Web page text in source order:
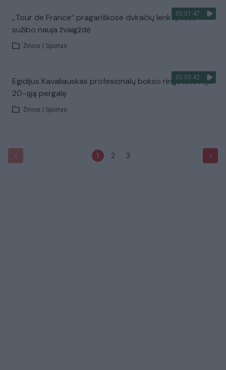
00:01:47
„Tour de France“ pragariškose dviračių lenktynėse
sužibo nauja žvaigždė
Žinios Sportas
00:00:42
Egidijus Kavaliauskas profesionalų bokso ringe iškovojo
20-ąją pergalę
Žinios Sportas
‹ 1 2 3 ›